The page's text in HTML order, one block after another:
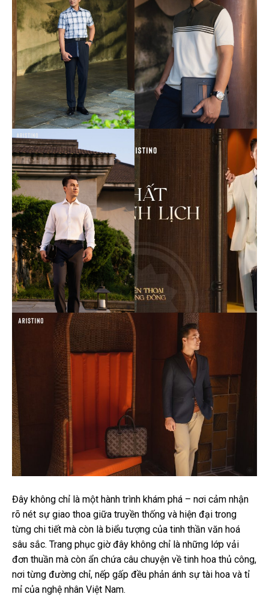
Đây không chỉ là một hành trình khám phá – nơi cảm nhận
rõ nét sự giao thoa giữa truyền thống và hiện đại trong
từng chi tiết mà còn là biểu tượng của tinh thần văn hoá
sâu sắc. Trang phục giờ đây không chỉ là những lớp vải
đơn thuần mà còn ẩn chứa câu chuyện về tinh hoa thủ công,
nơi từng đường chỉ, nếp gấp đều phản ánh sự tài hoa và tỉ
mỉ của nghệ nhân Việt Nam.